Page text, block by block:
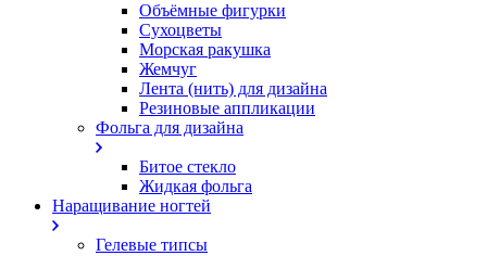
Объёмные фигурки
Сухоцветы
Морская ракушка
Жемчуг
Лента (нить) для дизайна
Резиновые аппликации
Фольга для дизайна
Битое стекло
Жидкая фольга
Наращивание ногтей
Гелевые типсы